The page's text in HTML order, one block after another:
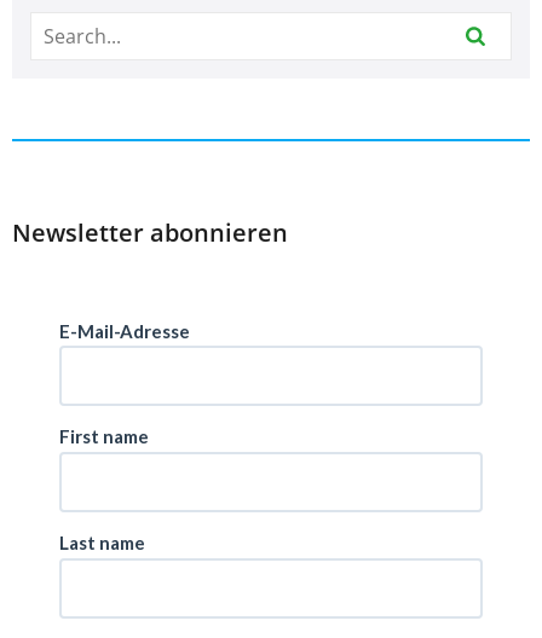
Newsletter abonnieren